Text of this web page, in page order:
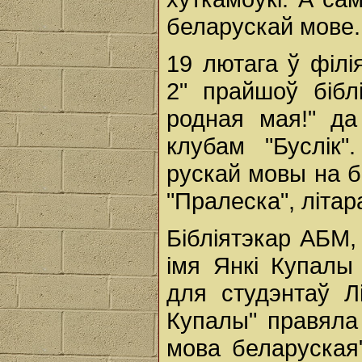
беларускай мове.
19 лютага ў
2" прайшоў
родная мая!"
клубам
рускай мовы на
"Пралеска",
Бібліятэкар
імя Янкі
для студэнтаў
Купалы"
мова